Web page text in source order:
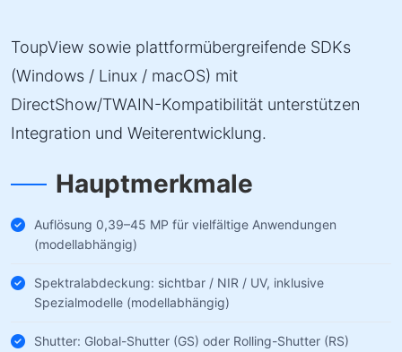
ToupView sowie plattformübergreifende SDKs
(Windows / Linux / macOS) mit
DirectShow/TWAIN-Kompatibilität unterstützen
Integration und Weiterentwicklung.
Hauptmerkmale
Auflösung 0,39–45 MP für vielfältige Anwendungen
(modellabhängig)
Spektralabdeckung: sichtbar / NIR / UV, inklusive
Spezialmodelle (modellabhängig)
Shutter: Global-Shutter (GS) oder Rolling-Shutter (RS)